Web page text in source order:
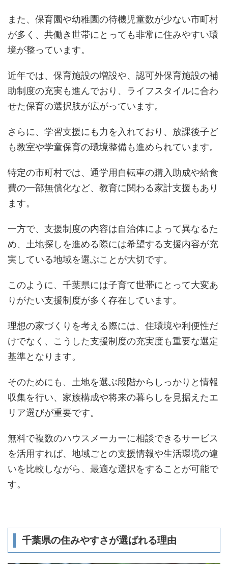
また、保育園や幼稚園の待機児童数が少ない市町村
が多く、共働き世帯にとっても非常に住みやすい環
境が整っています。
近年では、保育施設の増設や、認可外保育施設の補
助制度の充実も進んでおり、ライフスタイルに合わ
せた保育の選択肢が広がっています。
さらに、学習支援にも力を入れており、放課後子ど
も教室や学童保育の環境整備も進められています。
特定の市町村では、通学用自転車の購入助成や給食
費の一部無償化など、教育に関わる家計支援もあり
ます。
一方で、支援制度の内容は自治体によって異なるた
め、土地探しを進める際には希望する支援内容が充
実している地域を選ぶことが大切です。
このように、千葉県には子育て世帯にとって大変あ
りがたい支援制度が多く存在しています。
理想の家づくりを考える際には、住環境や利便性だ
けでなく、こうした支援制度の充実度も重要な選定
基準となります。
そのためにも、土地を選ぶ段階からしっかりと情報
収集を行い、家族構成や将来の暮らしを見据えたエ
リア選びが重要です。
無料で複数のハウスメーカーに相談できるサービス
を活用すれば、地域ごとの支援情報や生活環境の違
いを比較しながら、最適な選択をすることが可能で
す。
千葉県の住みやすさが選ばれる理由